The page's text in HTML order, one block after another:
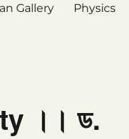
Gallery Physics
।। ড.